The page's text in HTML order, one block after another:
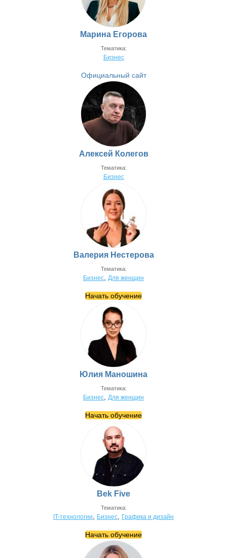
Марина Егорова
Тематика:
Бизнес
Официальный сайт
Алексей Колегов
Тематика:
Бизнес
Валерия Нестерова
Тематика:
Бизнес Для женщин
Начать обучение
Юлия Маношина
Тематика:
Бизнес Для женщин
Начать обучение
Bek Five
Тематика:
IT-технологии Бизнес Графика и дизайн
Начать обучение